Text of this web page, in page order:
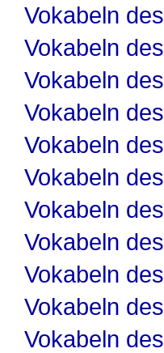
Vokabeln
Vokabeln
Vokabeln
Vokabeln
Vokabeln
Vokabeln
Vokabeln
Vokabeln
Vokabeln
Vokabeln
Vokabeln